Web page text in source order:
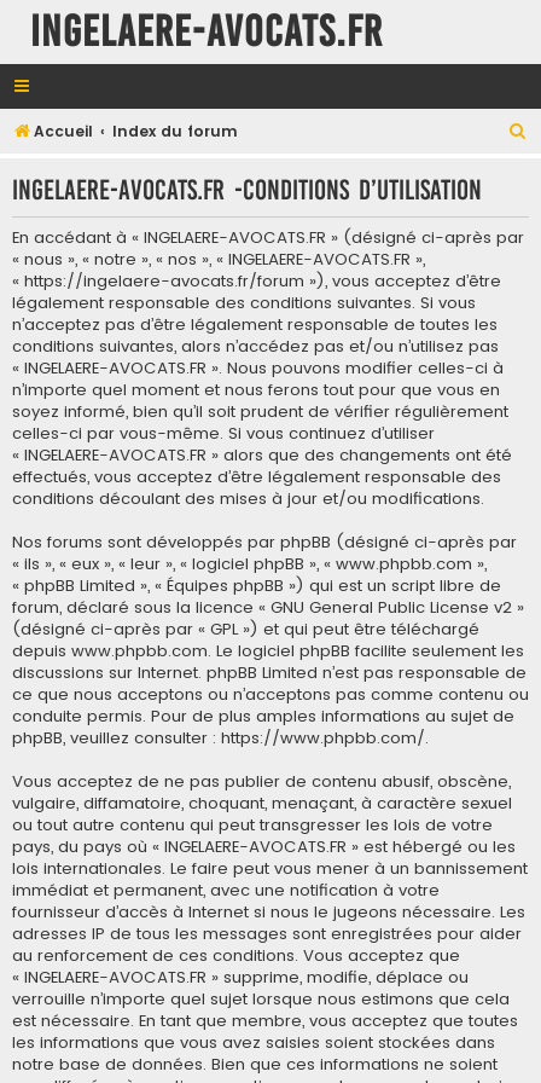
INGELAERE-AVOCATS.FR
Accueil Index du forum
h
INGELAERE-AVOCATS.FR -Conditions d’utilisation
En accédant à « INGELAERE-AVOCATS.FR » (désigné ci-après par
« nous », « notre », « nos », « INGELAERE-AVOCATS.FR »,
« https://ingelaere-avocats.fr/forum »), vous acceptez d’être
légalement responsable des conditions suivantes. Si vous
n’acceptez pas d’être légalement responsable de toutes les
conditions suivantes, alors n’accédez pas et/ou n’utilisez pas
« INGELAERE-AVOCATS.FR ». Nous pouvons modifier celles-ci à
n’importe quel moment et nous ferons tout pour que vous en
soyez informé, bien qu’il soit prudent de vérifier régulièrement
celles-ci par vous-même. Si vous continuez d’utiliser
« INGELAERE-AVOCATS.FR » alors que des changements ont été
effectués, vous acceptez d’être légalement responsable des
conditions découlant des mises à jour et/ou modifications.
Nos forums sont développés par phpBB (désigné ci-après par
« ils », « eux », « leur », « logiciel phpBB », « www.phpbb.com »,
« phpBB Limited », « Équipes phpBB ») qui est un script libre de
forum, déclaré sous la licence « GNU General Public License v2 »
(désigné ci-après par « GPL ») et qui peut être téléchargé
depuis www.phpbb.com. Le logiciel phpBB facilite seulement les
discussions sur Internet. phpBB Limited n’est pas responsable de
ce que nous acceptons ou n’acceptons pas comme contenu ou
conduite permis. Pour de plus amples informations au sujet de
phpBB, veuillez consulter : https://www.phpbb.com/.
Vous acceptez de ne pas publier de contenu abusif, obscène,
vulgaire, diffamatoire, choquant, menaçant, à caractère sexuel
ou tout autre contenu qui peut transgresser les lois de votre
pays, du pays où « INGELAERE-AVOCATS.FR » est hébergé ou les
lois internationales. Le faire peut vous mener à un bannissement
immédiat et permanent, avec une notification à votre
fournisseur d’accès à Internet si nous le jugeons nécessaire. Les
adresses IP de tous les messages sont enregistrées pour aider
au renforcement de ces conditions. Vous acceptez que
« INGELAERE-AVOCATS.FR » supprime, modifie, déplace ou
verrouille n’importe quel sujet lorsque nous estimons que cela
est nécessaire. En tant que membre, vous acceptez que toutes
les informations que vous avez saisies soient stockées dans
notre base de données. Bien que ces informations ne soient